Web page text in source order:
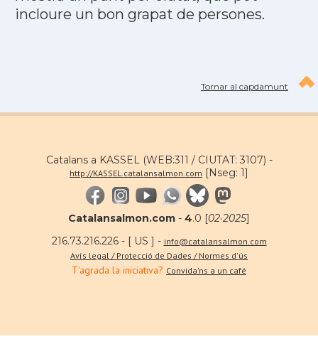
incloure un bon grapat de persones.
Tornar al capdamunt
Catalans a KASSEL (WEB:311 / CIUTAT: 3107) -
http://KASSEL.catalansalmon.com [Nseg: 1]
Catalansalmon.com - 4.0 [02·2025]
216.73.216.226 - [ US ] - info@catalansalmon.com
Avís legal / Protecció de Dades / Normes d'ús
T'agrada la iniciativa? Convida'ns a un café